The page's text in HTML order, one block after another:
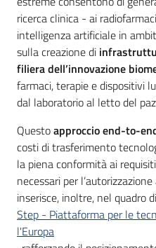
ricerca clinica - ai
intelligenza artificiale in
sulla creazione di
filiera dell’innovazione
farmaci, terapie e dispositivi
dal laboratorio al letto del
Questoapproccio end-to-
costi di trasferimento
la piena conformità ai
necessari per
inserisce, inoltre, nel quadro di
Step - Piattaforma per le
l'Europa